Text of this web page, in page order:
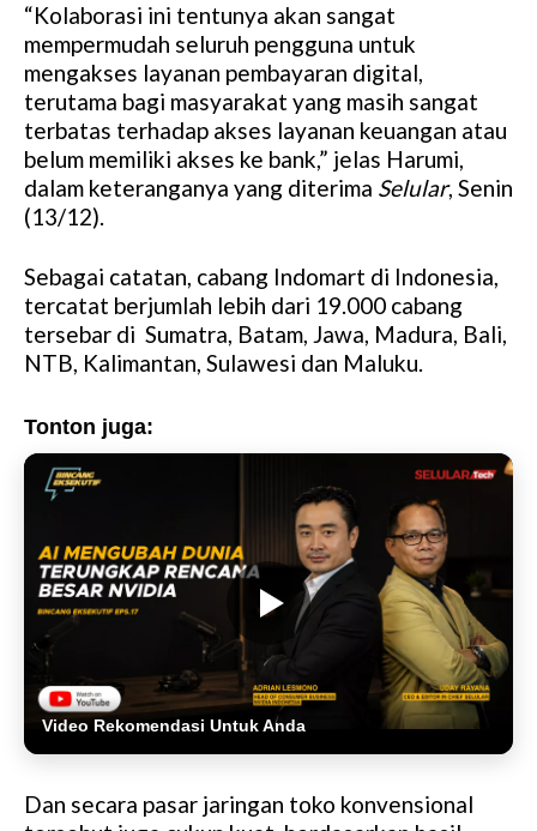
“Kolaborasi ini tentunya akan sangat
mempermudah seluruh pengguna untuk
mengakses layanan pembayaran digital,
terutama bagi masyarakat yang masih sangat
terbatas terhadap akses layanan keuangan atau
belum memiliki akses ke bank,” jelas Harumi,
dalam keteranganya yang diterima Selular, Senin
(13/12).
Sebagai catatan, cabang Indomart di Indonesia,
tercatat berjumlah lebih dari 19.000 cabang
tersebar di Sumatra, Batam, Jawa, Madura, Bali,
NTB, Kalimantan, Sulawesi dan Maluku.
Tonton juga:
Video Rekomendasi Untuk Anda
Dan secara pasar jaringan toko konvensional